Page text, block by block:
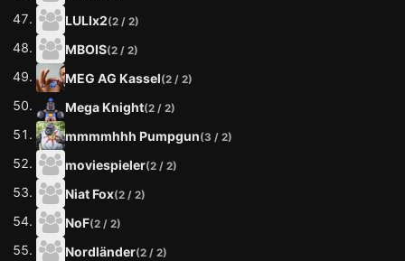
LULIx2(2 / 2)
MBOIS(2 / 2)
MEG AG Kassel(2 / 2)
Mega Knight(2 / 2)
mmmmhhh Pumpgun(3 / 2)
moviespieler(2 / 2)
Niat Fox(2 / 2)
NoF(2 / 2)
Nordländer(2 / 2)